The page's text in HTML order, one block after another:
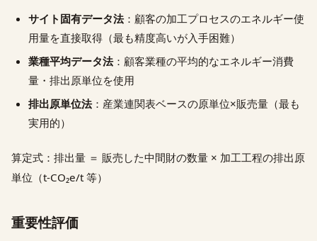
サイト固有データ法：顧客の加工プロセスのエネルギー使
用量を直接取得（最も精度高いが入手困難）
業種平均データ法：顧客業種の平均的なエネルギー消費
量・排出原単位を使用
排出原単位法：産業連関表ベースの原単位×販売量（最も
実用的）
算定式：排出量 ＝ 販売した中間財の数量 × 加工工程の排出原
単位（t-CO₂e/t 等）
重要性評価